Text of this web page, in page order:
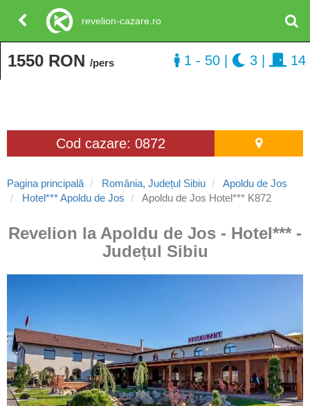
Cod cazare: 0872
Pagina principală România, Județul Sibiu
Apoldu de Jos
Hotel*** Apoldu de Jos
Apoldu de Jos Hotel*** K872
Revelion la Apoldu de Jos - Hotel*** -
Județul Sibiu
1550 RON /pers 1 - 50 3 14
revelion-cazare.ro